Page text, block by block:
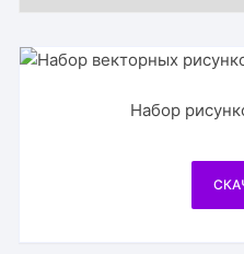
Набор